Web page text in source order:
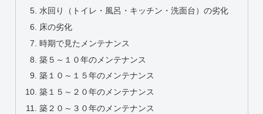
水回り（トイレ・風呂・キッチン・洗面台）の劣化
床の劣化
時期で見たメンテナンス
築５～１０年のメンテナンス
築１０～１５年のメンテナンス
築１５～２０年のメンテナンス
築２０～３０年のメンテナンス